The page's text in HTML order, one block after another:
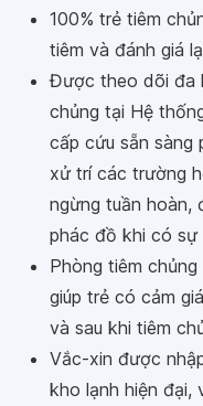
100% trẻ tiêm
tiêm và đánh giá
Được theo dõi đa
chủng tại Hệ
cấp cứu sẵn sàng
xử trí các trường
ngừng tuần hoàn,
phác đồ khi có sự
Phòng tiêm
giúp trẻ có cảm
và sau khi tiêm
Vắc-xin được
kho lạnh hiện đại,